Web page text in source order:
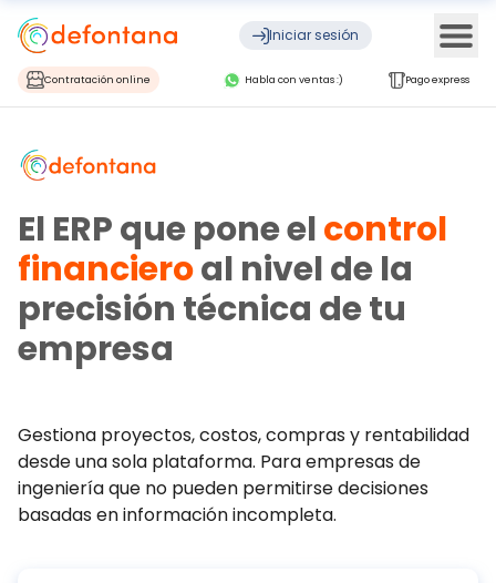
Iniciar sesión
Contratación online Habla con ventas :) Pago express
El ERP que pone elcontrol
financieroal nivel de la
precisión técnica de tu
empresa
Gestiona proyectos, costos, compras y rentabilidad
desde una sola plataforma. Para empresas de
ingeniería que no pueden permitirse decisiones
basadas en información incompleta.